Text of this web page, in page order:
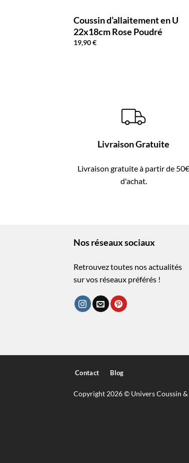
Coussin d’allaitement en U
22x18cm Rose Poudré
19,90€
Livraison Gratuite
Livraison gratuite à partir de 50€
d'achat.
Nos réseaux sociaux
Retrouvez toutes nos actualités
sur vos réseaux préférés !
Contact Blog
Copyright 2026 © Univers Coussin